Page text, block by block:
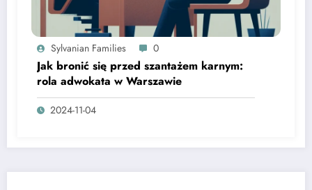
Sylvanian Families 0
Jak bronić się przed szantażem karnym:
rola adwokata w Warszawie
2024-11-04